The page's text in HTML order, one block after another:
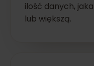
ilość danych,
lub większą.